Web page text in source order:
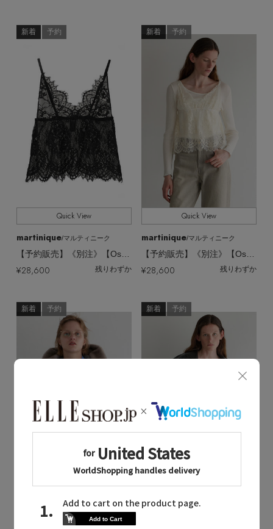
新着 予約
Quick View
martinique/マルティニーク
【予約販売】《別注》【Oscalito】総レースキャミソール
¥28,600 残りわずか
新着 予約
Quick View
martinique/マルティニーク
【予約販売】《別注》【Oscalito】総レースキャミソール
¥28,600 残りわずか
新着 予約
新着 予約
martinique /マルティニーク